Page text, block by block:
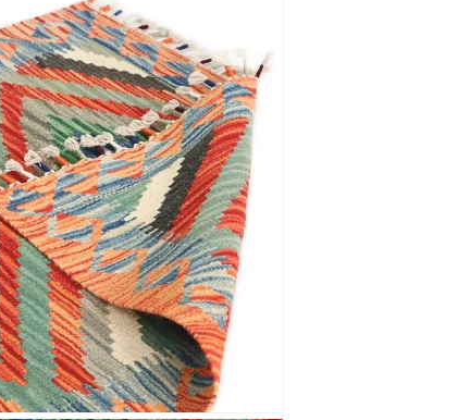
Teléfono Tu mensaje.
Nombre y Referencia del producto
*
Acuerdo RGPD*
Doy mi consentimiento para que esta web almacene la información
que envío para que puedan responder a mi petición.
Recibir mi oferta